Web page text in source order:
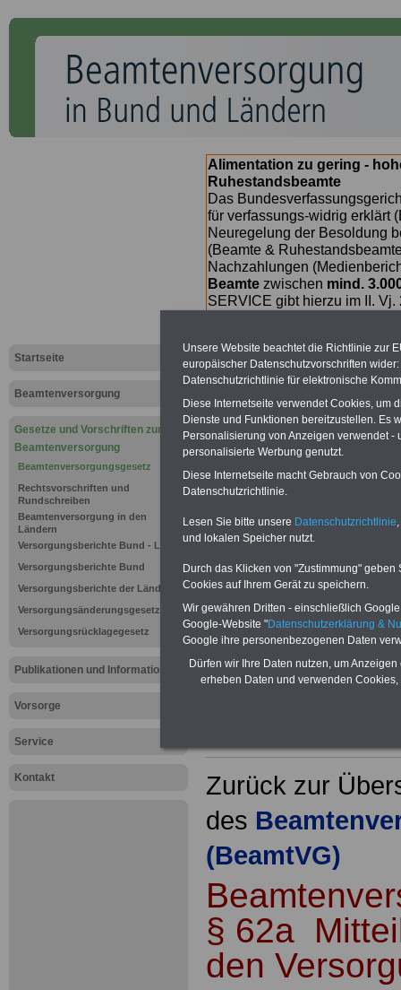
Startseite
Beamtenversorgung
Gesetze und Vorschriften zur
Beamtenversorgung
Beamtenversorgungsgesetz
Rechtsvorschriften und
Rundschreiben
Beamtenversorgung in den
Ländern
Versorgungsberichte Bund - Länder
Versorgungsberichte Bund
Versorgungsberichte der Länder
Versorgungsänderungsgesetz
Versorgungsrücklagegesetz
Publikationen und Informationen
Vorsorge
Service
Kontakt
Alimentation zu gering -
Ruhestandsbeamte
Das
für verfassungs-widrig erklärt
Neuregelung der Besoldung
(Beamte &
Nachzahlungen
Beamte zwischen mind.
SERVICE gibt hierzu im II.
Neuauflage: Mai 2025 >>>hier
Ratgeber für 7,50 Euro
Zurück zur
des
(BeamtVG)
§ 62a
den
Unsere Website beachtet die Richtlinie zur
europäischer Datenschutzvorschriften
Datenschutzrichtlinie für elektronische
Diese Internetseite verwendet Cookies, um
Dienste und Funktionen bereitzustellen. Es
Personalisierung von Anzeigen verwendet
personalisierte Werbung genutzt.
Diese Internetseite macht Gebrauch von
Datenschutzrichtlinie.
Lesen Sie bitte unsere Datenschutzrichtlinie
und lokalen Speicher nutzt.
Durch das Klicken von "Zustimmung"
Cookies auf Ihrem Gerät zu speichern.
Wir gewähren Dritten - einschließlich
Google-Website "Datenschutzerklärung &
Google ihre personenbezogenen Daten
Dürfen wir Ihre Daten nutzen, um
erheben Daten und verwenden